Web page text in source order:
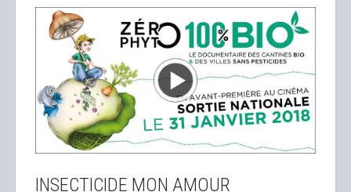
INSECTICIDE MON AMOUR